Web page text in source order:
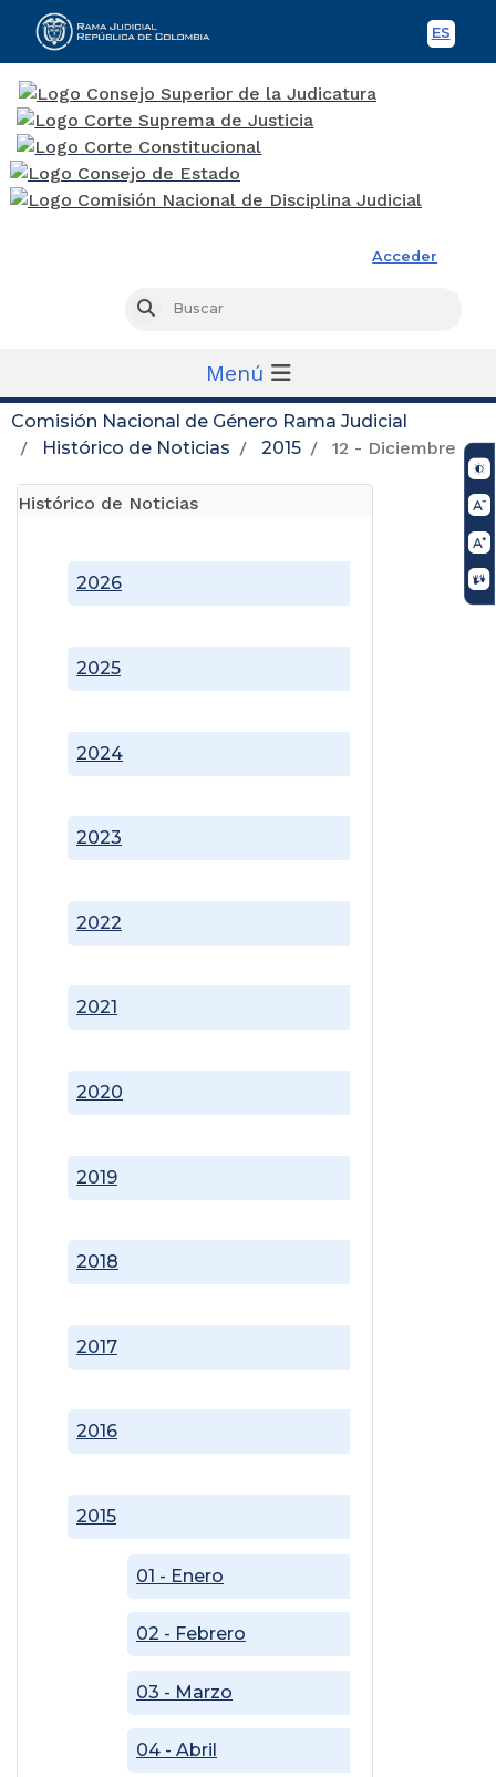
ES
Acceder
Buscar
Menú
Comisión Nacional de Género Rama Judicial
Histórico de Noticias
2015 12 - Diciembre
Histórico de Noticias
2015
01 - Enero
02 - Febrero
03 - Marzo
04 - Abril
2016
2017
2018
2019
2020
2021
2022
2023
2024
2025
2026